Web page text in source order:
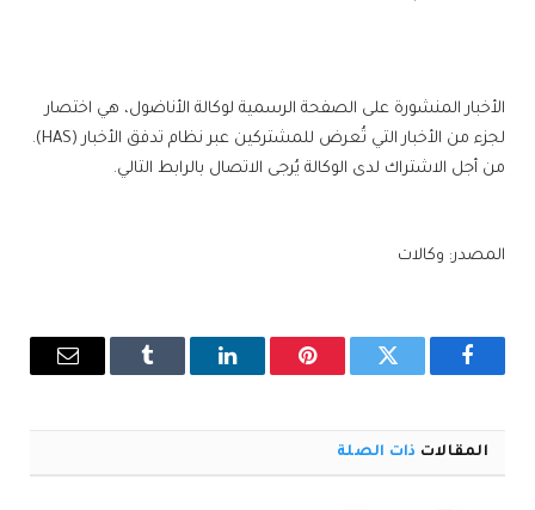
الأخبار المنشورة على الصفحة الرسمية لوكالة الأناضول، هي اختصار
لجزء من الأخبار التي تُعرض للمشتركين عبر نظام تدفق الأخبار (HAS).
من أجل الاشتراك لدى الوكالة يُرجى الاتصال بالرابط التالي.
المصدر: وكالات
فيسبوك تويتر بينتيريستلينكدإن Tumblr
البريد
المقالات ذات الصلة